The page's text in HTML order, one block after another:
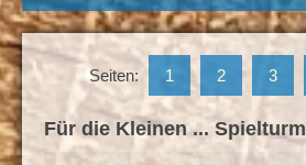
Seiten: 1 2 3
Für die Kleinen ... Spielturm